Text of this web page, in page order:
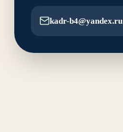
kadr-b4@yandex.ru